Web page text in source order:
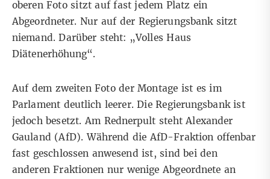
oberen Foto sitzt auf fast jedem Platz ein
Abgeordneter. Nur auf der Regierungsbank sitzt
niemand. Darüber steht: „Volles Haus
Diätenerhöhung“.
Auf dem zweiten Foto der Montage ist es im
Parlament deutlich leerer. Die Regierungsbank ist
jedoch besetzt. Am Rednerpult steht Alexander
Gauland (AfD). Während die AfD-Fraktion offenbar
fast geschlossen anwesend ist, sind bei den
anderen Fraktionen nur wenige Abgeordnete an